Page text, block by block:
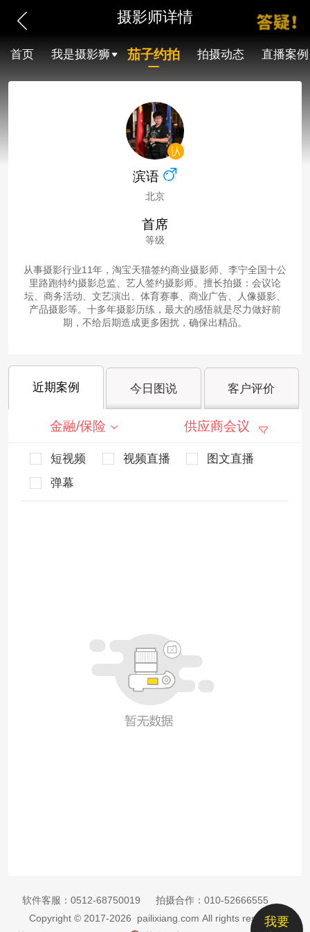
摄影师详情
首页 我是摄影狮 茄子约拍 拍摄动态 直播案例
滨语
北京
首席
等级
从事摄影行业11年，淘宝天猫签约商业摄影师、李宁全国十公
里路跑特约摄影总监、艺人签约摄影师。擅长拍摄：会议论
坛、商务活动、文艺演出、体育赛事、商业广告、人像摄影、
产品摄影等。十多年摄影历练，最大的感悟就是尽力做好前
期，不给后期造成更多困扰，确保出精品。
近期案例 今日图说 客户评价
金融/保险 供应商会议
短视频 视频直播
图文直播
弹幕
我要
软件客服： 0512-68750019 拍摄合作： 010-52666555
Copyright © 2017-2026 pailixiang.com All rights reserved